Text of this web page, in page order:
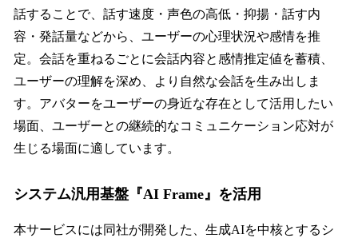
話することで、話す速度・声色の高低・抑揚・話す内
容・発話量などから、ユーザーの心理状況や感情を推
定。会話を重ねるごとに会話内容と感情推定値を蓄積、
ユーザーの理解を深め、より自然な会話を生み出しま
す。アバターをユーザーの身近な存在として活用したい
場面、ユーザーとの継続的なコミュニケーション応対が
生じる場面に適しています。
システム汎用基盤『AI Frame』を活用
本サービスには同社が開発した、生成AIを中核とするシ